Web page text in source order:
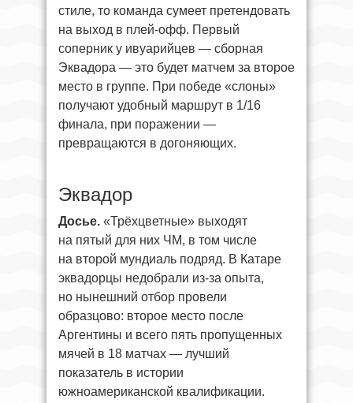
стиле, то команда сумеет претендовать
на выход в плей-офф. Первый
соперник у ивуарийцев — сборная
Эквадора — это будет матчем за второе
место в группе. При победе «слоны»
получают удобный маршрут в 1/16
финала, при поражении —
превращаются в догоняющих.
Эквадор
Досье. «Трёхцветные» выходят
на пятый для них ЧМ, в том числе
на второй мундиаль подряд. В Катаре
эквадорцы недобрали из-за опыта,
но нынешний отбор провели
образцово: второе место после
Аргентины и всего пять пропущенных
мячей в 18 матчах — лучший
показатель в истории
южноамериканской квалификации.